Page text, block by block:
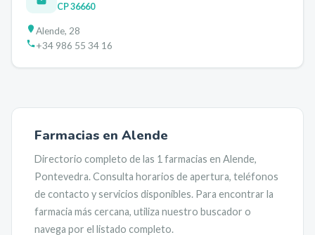
CP36660
Alende, 28
+34 986 55 34 16
Farmacias en Alende
Directorio completo de las 1 farmacias en Alende,
Pontevedra. Consulta horarios de apertura, teléfonos
de contacto y servicios disponibles. Para encontrar la
farmacia más cercana, utiliza nuestro buscador o
navega por el listado completo.